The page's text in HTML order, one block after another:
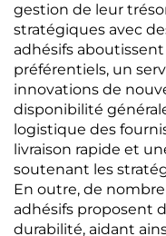
gestion de leur
stratégiques avec
adhésifs
préférentiels, un
innovations de
disponibilité
logistique des
livraison rapide et
soutenant les
En outre, de
adhésifs proposent
durabilité, aidant